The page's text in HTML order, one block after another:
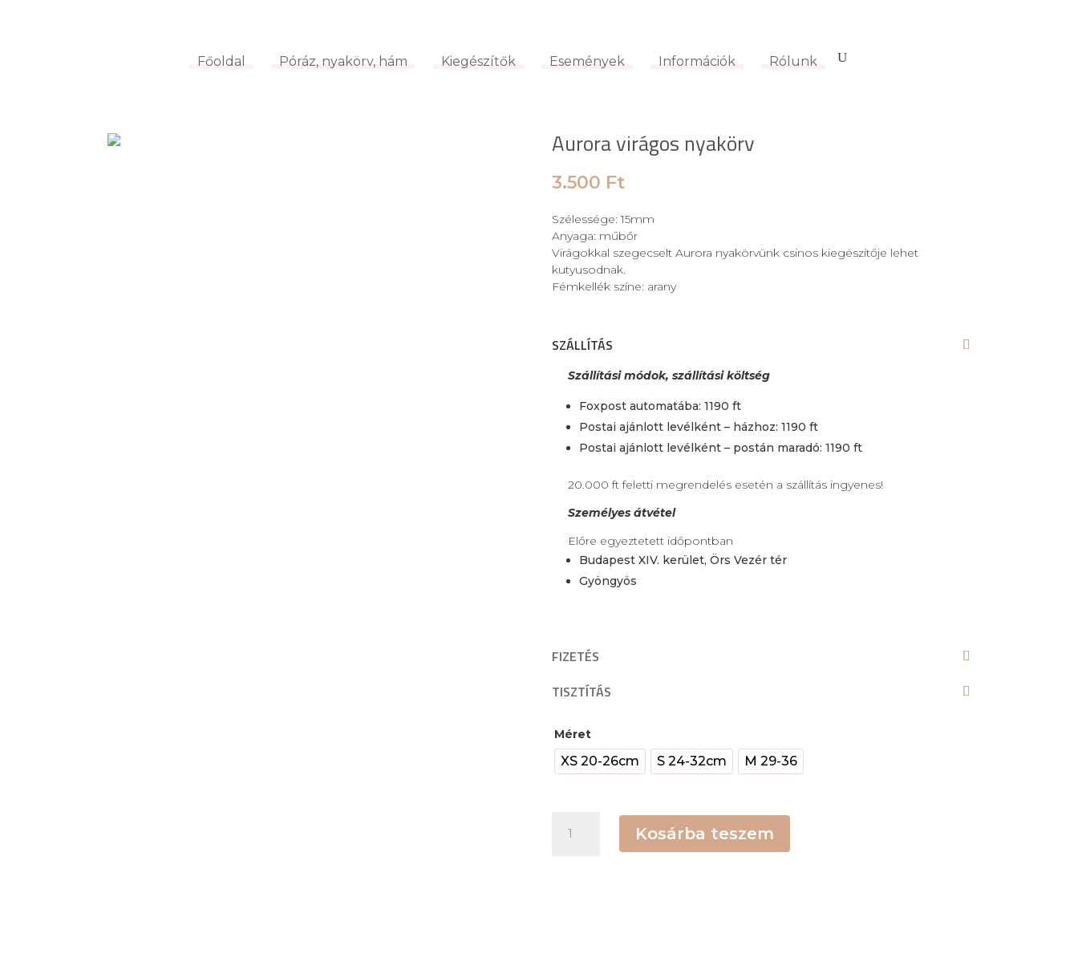
Rólunk
Főoldal Póráz, nyakörv, hám Kiegészítők Események Információk Rólunk
Aurora virágos nyakörv
3.500 Ft
Szélessége: 15mm
Anyaga: műbőr
Virágokkal szegecselt Aurora nyakörvünk csinos kiegészítője lehet
kutyusodnak.
Fémkellék színe: arany
SZÁLLÍTÁS
Szállítási módok, szállítási költség
Foxpost automatába: 1190 ft
Postai ajánlott levélként – házhoz: 1190 ft
Postai ajánlott levélként – postán maradó: 1190 ft
20.000 ft feletti megrendelés esetén a szállítás ingyenes!
Személyes átvétel
Előre egyeztetett időpontban
Budapest XIV. kerület, Örs Vezér tér
Gyöngyös
FIZETÉS
TISZTÍTÁS
Méret
XS 20-26cm S 24-32cm M 29-36
virágos
Kosárba teszem